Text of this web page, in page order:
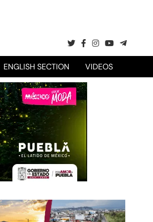
ENGLISH SECTION VIDEOS